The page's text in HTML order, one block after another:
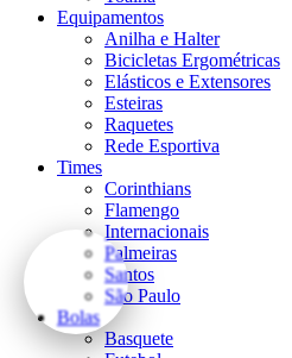
Equipamentos
Anilha e Halter
Bicicletas Ergométricas
Elásticos e Extensores
Esteiras
Raquetes
Rede Esportiva
Times
Corinthians
Flamengo
Internacionais
Palmeiras
Santos
São Paulo
Bolas
Basquete